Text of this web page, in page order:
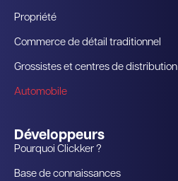
Propriété
Commerce de détail traditionnel
Grossistes et centres de distribution
Automobile
Développeurs
Pourquoi Clickker ?
Base de connaissances